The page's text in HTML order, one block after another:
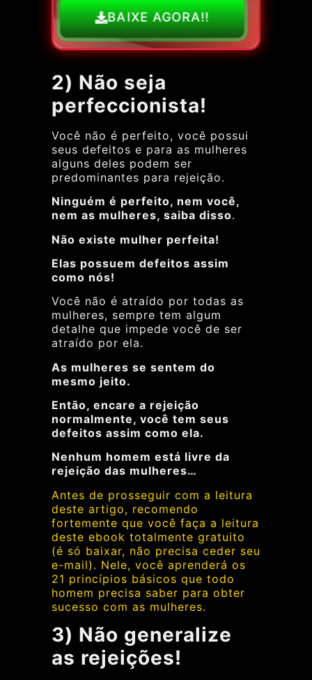
BAIXE AGORA!!
2) Não seja
perfeccionista!
Você não é perfeito, você possui
seus defeitos e para as mulheres
alguns deles podem ser
predominantes para rejeição.
Ninguém é perfeito, nem você,
nem as mulheres, saiba disso.
Não existe mulher perfeita!
Elas possuem defeitos assim
como nós!
Você não é atraído por todas as
mulheres, sempre tem algum
detalhe que impede você de ser
atraído por ela.
As mulheres se sentem do
mesmo jeito.
Então, encare a rejeição
normalmente, você tem seus
defeitos assim como ela.
Nenhum homem está livre da
rejeição das mulheres…
Antes de prosseguir com a leitura
deste artigo, recomendo
fortemente que você faça a leitura
deste ebook totalmente gratuito
(é só baixar, não precisa ceder seu
e-mail). Nele, você aprenderá os
21 princípios básicos que todo
homem precisa saber para obter
sucesso com as mulheres.
3) Não generalize
as rejeições!